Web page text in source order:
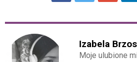
Izabela
Moje ulubione